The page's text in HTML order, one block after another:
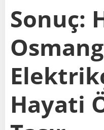
Sonuç:
Hayati